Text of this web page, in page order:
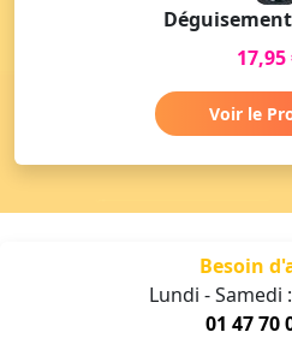
17,95
Voir le
Besoin
Lundi - Samedi
01 47 70